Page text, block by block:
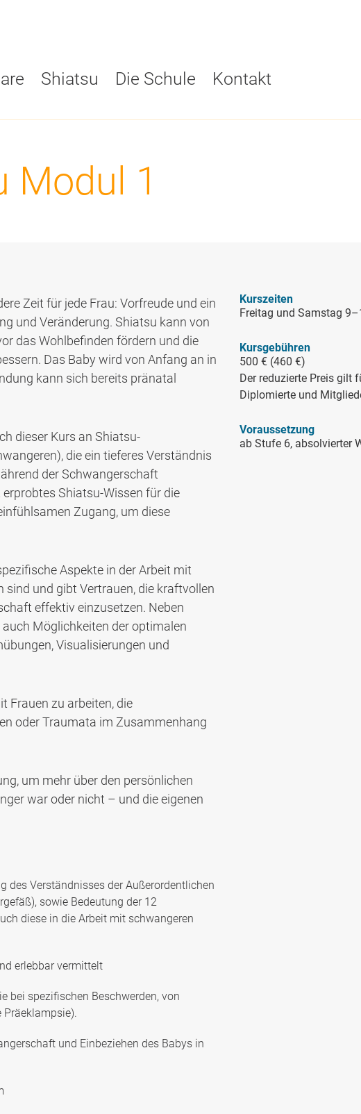
Übungen
Tutorien
Shiatsu Die Schule
Schwarzes Brett
ESI Praktiker:innen
Kontakt
Modul 1
Zeit für jede Frau: Vorfreude und ein
und Veränderung. Shiatsu kann von
das Wohlbefinden fördern und die
Das Baby wird von Anfang an in
kann sich bereits pränatal
dieser Kurs an Shiatsu-
die ein tieferes Verständnis
der Schwangerschaft
Shiatsu-Wissen für die
Zugang, um diese
Aspekte in der Arbeit mit
und gibt Vertrauen, die kraftvollen
effektiv einzusetzen. Neben
Möglichkeiten der optimalen
Visualisierungen und
Frauen zu arbeiten, die
oder Traumata im Zusammenhang
um mehr über den persönlichen
war oder nicht – und die eigenen
des Verständnisses der Außerordentlichen
sowie Bedeutung der 12
diese in die Arbeit mit schwangeren
erlebbar vermittelt
bei spezifischen Beschwerden, von
und Einbeziehen des Babys in
Kurszeiten
Freitag und Samstag
Kursgebühren
500 € (460 €)
Der reduzierte Preis gilt
Diplomierte und
Voraussetzung
ab Stufe 6, absolvierter